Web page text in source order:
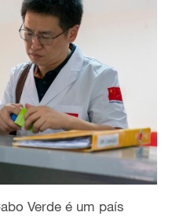
Verde é um país